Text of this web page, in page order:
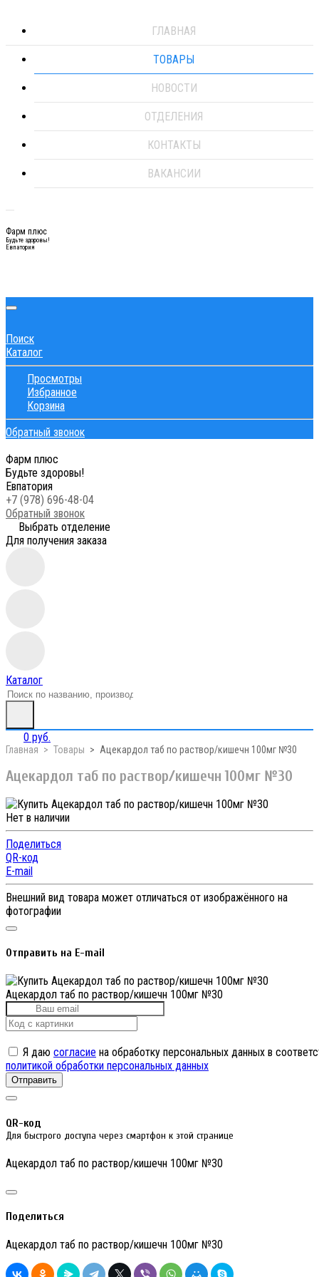
ГЛАВНАЯ
ТОВАРЫ
НОВОСТИ
ОТДЕЛЕНИЯ
КОНТАКТЫ
ВАКАНСИИ
Фарм плюс
Будьте здоровы!
Евпатория
Поиск
Каталог
Просмотры
Избранное
Корзина
Обратный звонок
Фарм плюс
Будьте здоровы!
Евпатория
+7 (978) 696-48-04
Обратный звонок
Выбрать отделение
Для получения заказа
Каталог
0 руб.
Главная Товары Ацекардол таб по раствор/кишечн 100мг №30
Ацекардол таб по раствор/кишечн 100мг №30
Нет в наличии
Поделиться
QR-код
E-mail
Внешний вид товара может отличаться от изображённого на
фотографии
Отправить на E-mail
Ацекардол таб по раствор/кишечн 100мг №30
Я даю согласие на обработку персональных данных в
политикой обработки персональных данных
Отправить
QR-код
Для быстрого доступа через смартфон к этой странице
Ацекардол таб по раствор/кишечн 100мг №30
Поделиться
Ацекардол таб по раствор/кишечн 100мг №30